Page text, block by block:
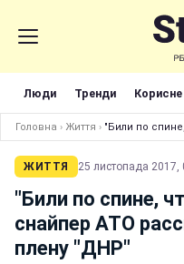
Люди Тренди Корисне
Головна › Життя › "Били по
ЖИТТЯ 25 листопада 2017,
"Били по спине,
снайпер АТО
плену "ДНР"